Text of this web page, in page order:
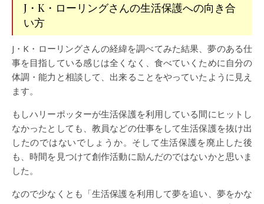
J・K・ローリングさんの生活保護への向き合
い方
J・K・ローリングさんの経緯を調べてみた結果、夢のある仕
事を目指している感じは全くなく、食べていくために自分の
体調・能力と相談して、出来ることをやっていたように見え
ます。
もしハリーポッターが生活保護を利用している間にヒットし
なかったとしても、教員などの仕事をして生活保護を抜け出
したのではないでしょうか。そして生活保護を廃止した後
も、時間を見つけて創作活動に励んだのではないかと思いま
した。
なので少なくとも「生活保護を利用して夢を追い、夢をかな